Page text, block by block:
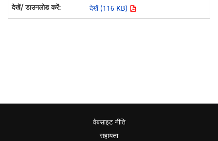
देखें (116 KB)
वेबसाइट नीति
सहायता